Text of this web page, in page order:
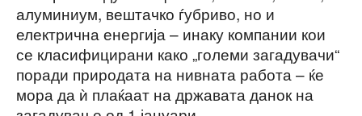
алуминиум, вештачко ѓубриво, но и
електрична енергија – инаку компании кои
се класифицирани како „големи загадувачи“
поради природата на нивната работа – ќе
мора да ѝ плаќаат на државата данок на